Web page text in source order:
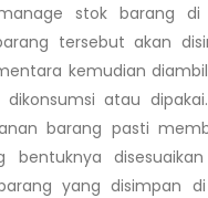
stok barang di
tersebut akan
kemudian
atau
barang pasti
bentuknya
yang disimpan